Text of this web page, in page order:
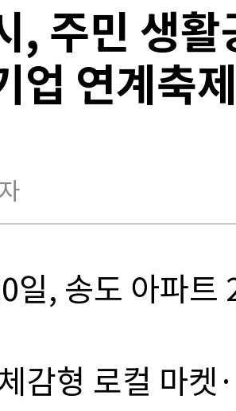
, 주민 생
업 연계축
일, 송도 아파트
감형 로컬 마켓